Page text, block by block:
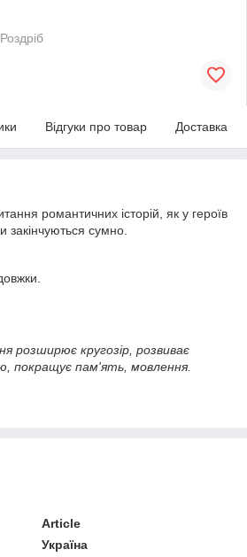
Роздріб
Відгуки про товар Доставка
романтичних історій, як у героїв
закінчуються сумно.
розширює кругозір, розвиває
покращує пам'ять, мовлення.
Article
Україна